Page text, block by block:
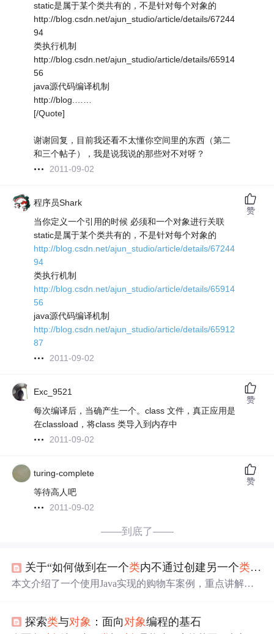
static是属于某个类共有的，不是针对每个对象的
http://blog.csdn.net/ajun_studio/article/details/67244
94
类执行机制
http://blog.csdn.net/ajun_studio/article/details/65914
56
java源代码编译机制
http://blog.……
[/Quote]
谢谢回复，目前我还看不太懂你空间里的东西（第二
和三个帖子），我是说我说的那些对不对呀？
2011-09-02
程序员Shark
当你定义一个引用的时候 必须和一个对象进行关联
static是属于某个类共有的，不是针对每个对象的
http://blog.csdn.net/ajun_studio/article/details/67244
94
类执行机制
http://blog.csdn.net/ajun_studio/article/details/65914
56
java源代码编译机制
http://blog.csdn.net/ajun_studio/article/details/65912
87
2011-09-02
赞
Exc_9521
每次编译后，当确产生一个。class 文件，真正应用是
在classload，将class 类导入到内存中
2011-09-02
赞
turing-complete
等待高人吧
2011-09-02
赞
——到底了——
关于“如何做到在一个类内不通过创建另一个类的
本文介绍了一个使用Java实现的购物车案例，重点讲解了
探索类与对象 ：面向 对象编程的基石